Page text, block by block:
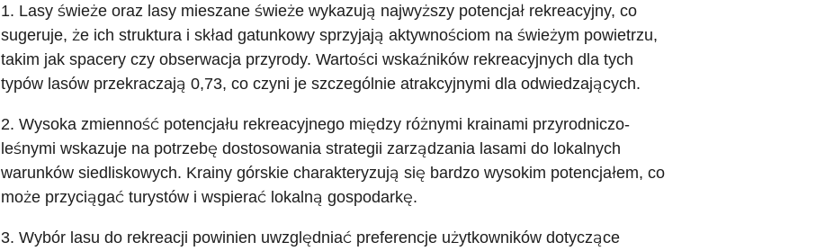
1. Lasy świeże oraz lasy mieszane świeże wykazują najwyższy potencjał rekreacyjny, co
sugeruje, że ich struktura i skład gatunkowy sprzyjają aktywnościom na świeżym powietrzu,
takim jak spacery czy obserwacja przyrody. Wartości wskaźników rekreacyjnych dla tych
typów lasów przekraczają 0,73, co czyni je szczególnie atrakcyjnymi dla odwiedzających.
2. Wysoka zmienność potencjału rekreacyjnego między różnymi krainami przyrodniczo-
leśnymi wskazuje na potrzebę dostosowania strategii zarządzania lasami do lokalnych
warunków siedliskowych. Krainy górskie charakteryzują się bardzo wysokim potencjałem, co
może przyciągać turystów i wspierać lokalną gospodarkę.
3. Wybór lasu do rekreacji powinien uwzględniać preferencje użytkowników dotyczące